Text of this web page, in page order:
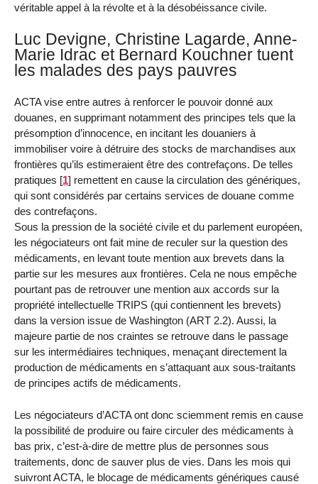
véritable appel à la révolte et à la désobéissance civile.
Luc Devigne, Christine Lagarde, Anne-
Marie Idrac et Bernard Kouchner tuent
les malades des pays pauvres
ACTA vise entre autres à renforcer le pouvoir donné aux
douanes, en supprimant notamment des principes tels que la
présomption d’innocence, en incitant les douaniers à
immobiliser voire à détruire des stocks de marchandises aux
frontières qu’ils estimeraient être des contrefaçons. De telles
pratiques [1] remettent en cause la circulation des génériques,
qui sont considérés par certains services de douane comme
des contrefaçons.
Sous la pression de la société civile et du parlement européen,
les négociateurs ont fait mine de reculer sur la question des
médicaments, en levant toute mention aux brevets dans la
partie sur les mesures aux frontières. Cela ne nous empêche
pourtant pas de retrouver une mention aux accords sur la
propriété intellectuelle TRIPS (qui contiennent les brevets)
dans la version issue de Washington (ART 2.2). Aussi, la
majeure partie de nos craintes se retrouve dans le passage
sur les intermédiaires techniques, menaçant directement la
production de médicaments en s’attaquant aux sous-traitants
de principes actifs de médicaments.
Les négociateurs d’ACTA ont donc sciemment remis en cause
la possibilité de produire ou faire circuler des médicaments à
bas prix, c’est-à-dire de mettre plus de personnes sous
traitements, donc de sauver plus de vies. Dans les mois qui
suivront ACTA, le blocage de médicaments génériques causé